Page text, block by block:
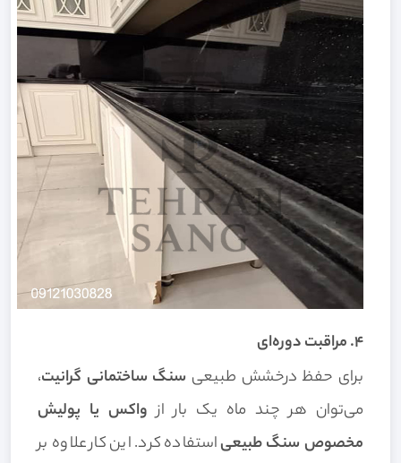
۴. مراقبت دوره‌ای
برای حفظ درخشش طبیعی سنگ ساختمانی گرانیت،
می‌توان هر چند ماه یک بار از واکس یا پولیش
مخصوص سنگ طبیعیاستفاده کرد. این کار علاوه بر